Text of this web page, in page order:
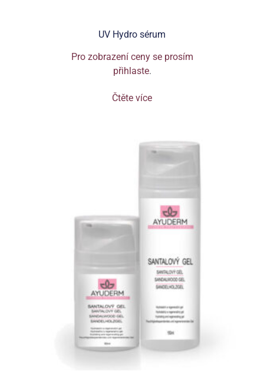
UV Hydro sérum
Pro zobrazení ceny se prosím
přihlaste.
Čtěte více